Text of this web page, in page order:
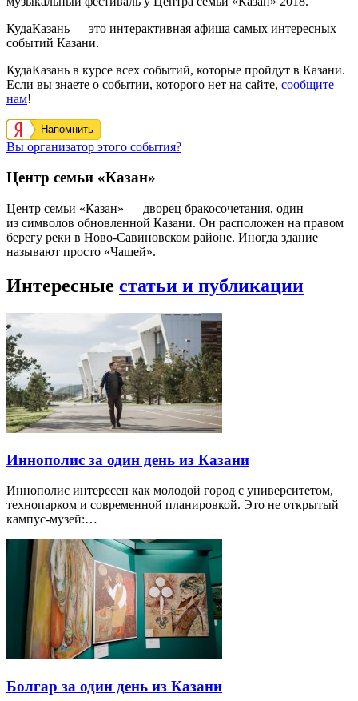
КудаКазань — это интерактивная афиша самых интересных
событий Казани.
КудаКазань в курсе всех событий, которые пройдут в Казани.
Если вы знаете о событии, которого нет на сайте, сообщите
нам!
Напомнить
Вы организатор этого события?
Центр семьи «Казан»
Центр семьи «Казан» — дворец бракосочетания, один
из символов обновленной Казани. Он расположен на правом
берегу реки в Ново-Савиновском районе. Иногда здание
называют просто «Чашей».
Интересные статьи и публикации
Иннополис за один день из Казани
Иннополис интересен как молодой город с университетом,
технопарком и современной планировкой. Это не открытый
кампус-музей:…
Болгар за один день из Казани